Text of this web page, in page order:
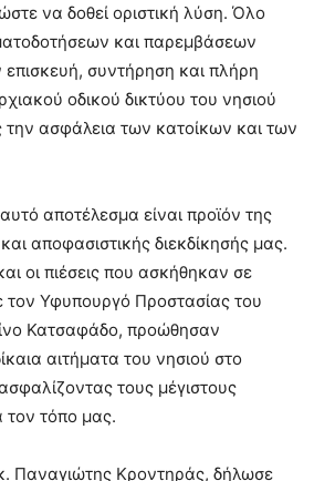
να δοθεί οριστική λύση. Όλο
και παρεμβάσεων
επισκευή, συντήρηση και πλήρη
οδικού δικτύου του νησιού
την ασφάλεια των κατοίκων και των
αποτέλεσμα είναι προϊόν της
αποφασιστικής διεκδίκησής μας.
οι πιέσεις που ασκήθηκαν σε
τον Υφυπουργό Προστασίας του
Κατσαφάδο, προώθησαν
αιτήματα του νησιού στο
τους μέγιστους
τον τόπο μας.
Παναγιώτης Κροντηράς, δήλωσε